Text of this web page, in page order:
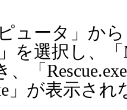
ュータ」か
を選択し、
「
、「 Rescue.exe
」が表示さ